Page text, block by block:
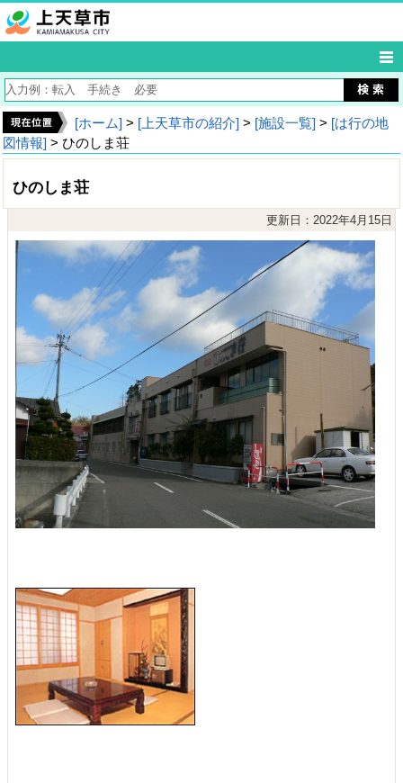
[ホーム] > [上天草市の紹介] > [施設一覧] > [は行の地
図情報] > ひのしま荘
ひのしま荘
更新日：2022年4月15日